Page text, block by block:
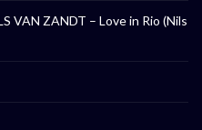
VAN ZANDT – Love in Rio (Nils